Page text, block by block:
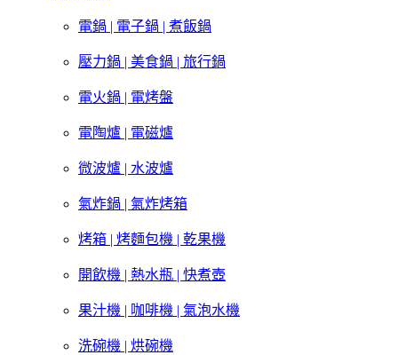
電鍋 | 電子鍋 | 煮飯鍋
壓力鍋 | 美食鍋 | 旅行鍋
電火鍋 | 電烤盤
電陶爐 | 電磁爐
微波爐 | 水波爐
氣炸鍋 | 氣炸烤箱
烤箱 | 烤麵包機 | 乾果機
開飲機 | 熱水瓶 | 快煮壺
果汁機 | 咖啡機 | 氣泡水機
洗碗機 | 烘碗機